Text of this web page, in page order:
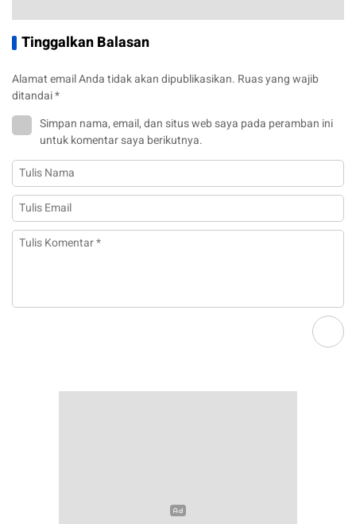
Tinggalkan Balasan
Alamat email Anda tidak akan dipublikasikan. Ruas yang wajib
ditandai*
Simpan nama, email, dan situs web saya pada peramban ini
untuk komentar saya berikutnya.